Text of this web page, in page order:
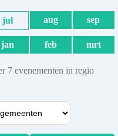
jul aug sep
jan feb mrt
7 evenementen in regio